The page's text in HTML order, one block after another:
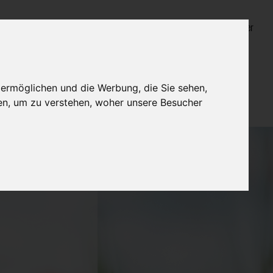
und die Werbung, die Sie sehen,
um zu verstehen, woher unsere Besucher
Login für Bestatter